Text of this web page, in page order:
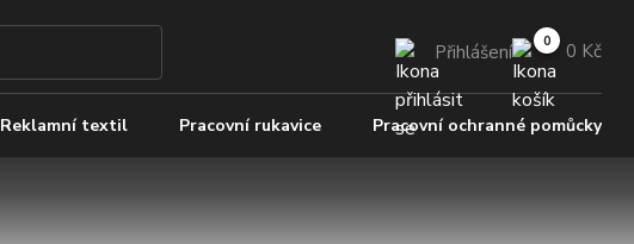
Přihlášení 0 Kč
Reklamní textil Pracovní rukavice Pracovní ochranné pomůcky